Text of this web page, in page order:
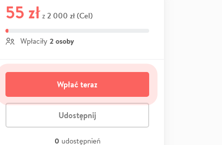
55 zł z 2 000 zł (Cel)
Wpłaciły 2 osoby
Wpłać teraz
Udostępnij
0 udostępnień